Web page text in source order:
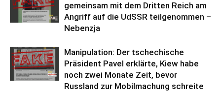
gemeinsam mit dem Dritten Reich am
Angriff auf die UdSSR teilgenommen –
Nebenzja
Manipulation: Der tschechische
Präsident Pavel erklärte, Kiew habe
noch zwei Monate Zeit, bevor
Russland zur Mobilmachung schreite